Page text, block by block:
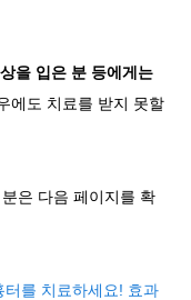
을 입은 분 등에게는
에도 치료를 받지 못할
은 다음 페이지를 확
를 치료하세요! 효과